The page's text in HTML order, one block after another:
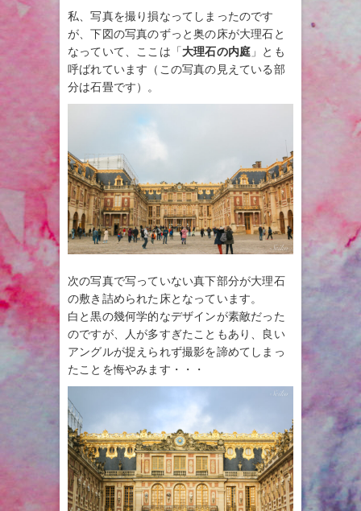
私、写真を撮り損なってしまったのです
が、下図の写真のずっと奥の床が大理石と
なっていて、ここは「大理石の内庭 」とも
呼ばれています（この写真の見えている部
分は石畳です）。
次の写真で写っていない真下部分が大理石
の敷き詰められた床となっています。
白と黒の幾何学的なデザインが素敵だった
のですが、人が多すぎたこともあり、良い
アングルが捉えられず撮影を諦めてしまっ
たことを悔やみます・・・